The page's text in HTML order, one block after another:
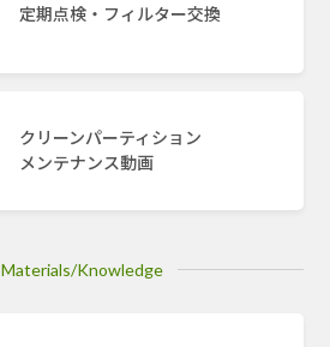
定期点検・フィルター交換
クリーンパーティション
メンテナンス動画
Materials/Knowledge